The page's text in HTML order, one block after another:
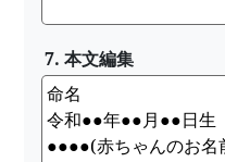
7. 本文編集